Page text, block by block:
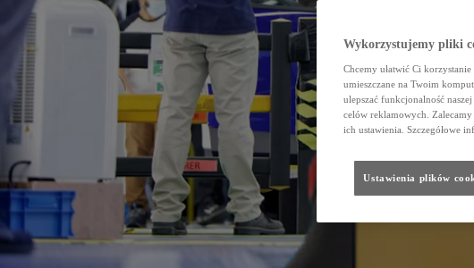
Wykorzystujemy pliki
Chcemy ułatwić Ci
umieszczane na Twoim
ulepszać funkcjonalność
celów reklamowych.
ich ustawienia. Szczegółowe
Ustawienia plików